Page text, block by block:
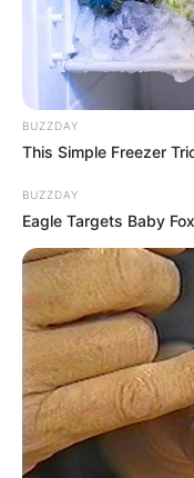
BUZZDAY
This Simple Freezer
BUZZDAY
Eagle Targets Baby